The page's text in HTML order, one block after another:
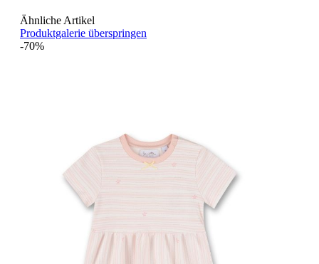
Ähnliche Artikel
Produktgalerie überspringen
-70%